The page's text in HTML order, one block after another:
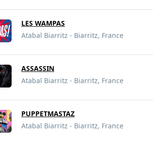
LES WAMPAS
Atabal Biarritz - Biarritz, France
ASSASSIN
Atabal Biarritz - Biarritz, France
PUPPETMASTAZ
Atabal Biarritz - Biarritz, France